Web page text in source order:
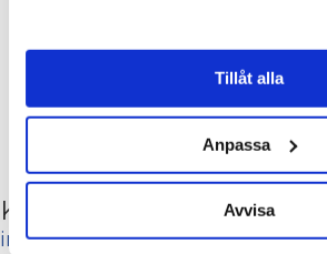
Tillåt alla
Anpassa
Avvisa
STYRELSEN
Kontakta Städbranschen
info@stadbranschensverige.se